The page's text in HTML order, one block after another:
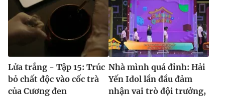
Lửa trắng - Tập 15: Trúc
bỏ chất độc vào cốc trà
của Cương đen
Nhà mình quá đỉnh: Hải
Yến Idol lần đầu đảm
nhận vai trò đội trưởng,